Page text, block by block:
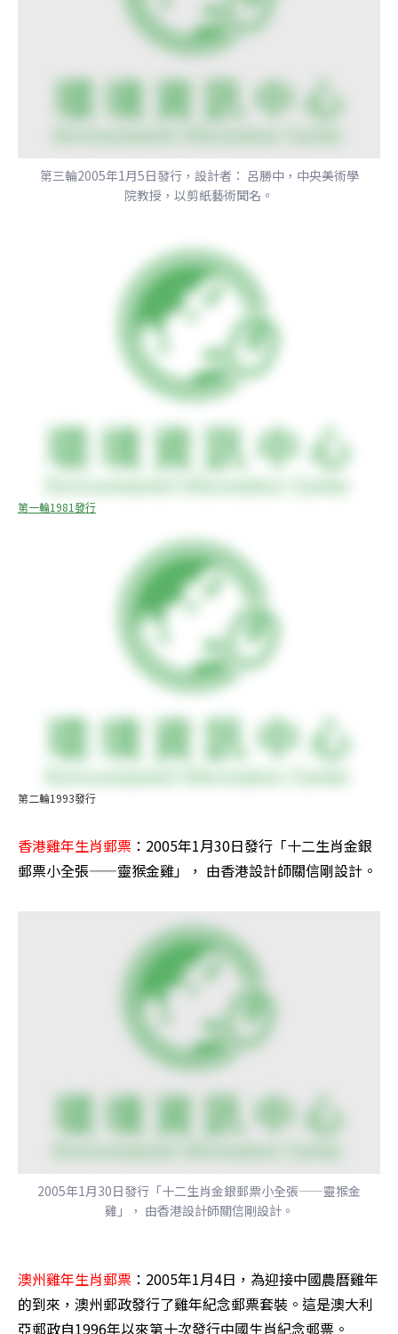
第三輪2005年1月5日發行，設計者： 呂勝中，中央美術學
院教授，以剪紙藝術聞名。
第一輪1981發行
第二輪1993發行
香港雞年生肖郵票 ：2005年1月30日發行「十二生肖金銀
郵票小全張——靈猴金雞」， 由香港設計師關信剛設計。
2005年1月30日發行「十二生肖金銀郵票小全張——靈猴金
雞」， 由香港設計師關信剛設計。
澳州雞年生肖郵票 ：2005年1月4日，為迎接中國農曆雞年
的到來，澳州郵政發行了雞年紀念郵票套裝。這是澳大利
亞郵政自1996年以來第十次發行中國生肖紀念郵票。